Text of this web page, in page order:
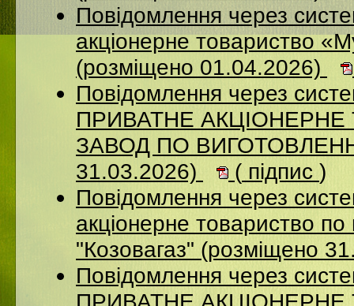
Повідомлення через
акціонерне товариство
(розміщено 01.04.2026)
Повідомлення через
ПРИВАТНЕ
ЗАВОД ПО
31.03.2026)
( підпис )
Повідомлення через
акціонерне товариство по
"Козовагаз" (розміщено
Повідомлення через